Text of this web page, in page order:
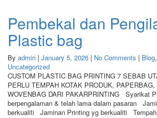
Pembekal dan
Plastic bag
By admin | January 5, 2026 | No Comments | Blog,
Uncategorized
CUSTOM PLASTIC BAG PRINTING 7 SEBAB
PERLU TEMPAH KOTAK PRODUK,
WOVENBAG DARI PAKARPRINTING Syarikat
berpengalaman & telah lama dalam pasaran
berkualiti Jaminan Printing yg berkualiti